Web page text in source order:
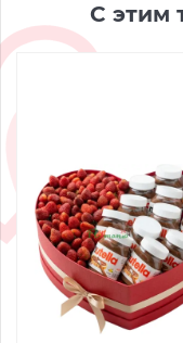
С этим